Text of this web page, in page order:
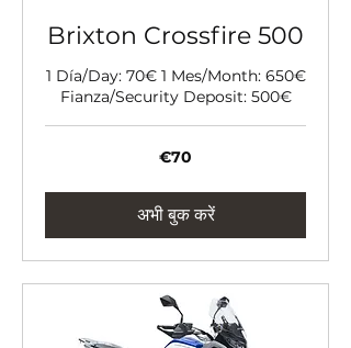
Brixton Crossfire 500
1 Día/Day: 70€ 1 Mes/Month: 650€
Fianza/Security Deposit: 500€
€70
अभी बुक करें